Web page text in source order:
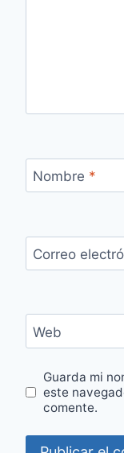
Nombre *
Correo
Web
Guarda mi
este
comente.